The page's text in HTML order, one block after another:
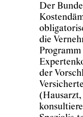
Der
die
der